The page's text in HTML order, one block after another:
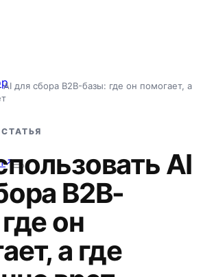
AI для сбора B2B-базы: где он помогает, а
AI
B2B-
он
а где